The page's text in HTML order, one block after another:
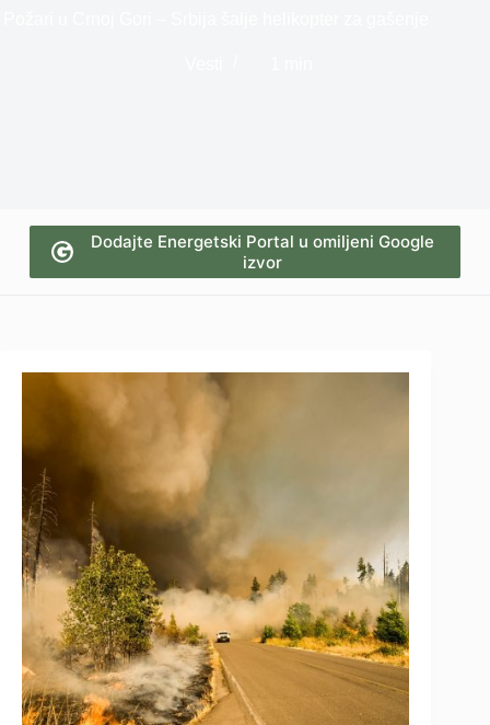
Dodajte Energetski Portal u omiljeni Google
izvor